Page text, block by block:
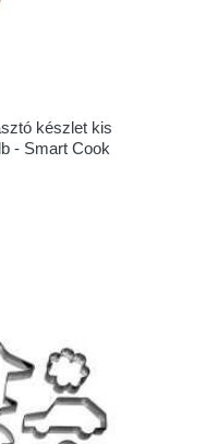
készlet kis
- Smart Cook